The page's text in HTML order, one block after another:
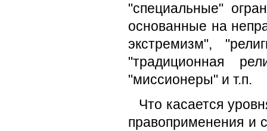
"специальные"
основанные на
экстремизм",
"традиционная
"миссионеры" и т.п.
Что касается
правоприменения и